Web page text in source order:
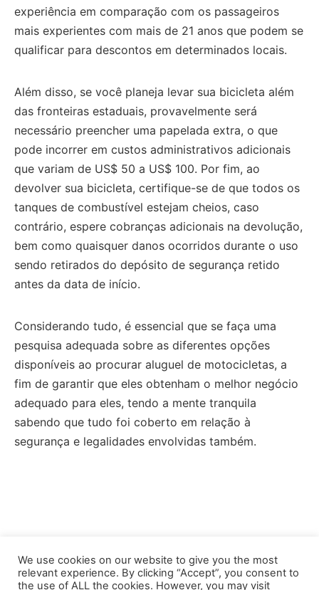
experiência em comparação com os passageiros
mais experientes com mais de 21 anos que podem se
qualificar para descontos em determinados locais.
Além disso, se você planeja levar sua bicicleta além
das fronteiras estaduais, provavelmente será
necessário preencher uma papelada extra, o que
pode incorrer em custos administrativos adicionais
que variam de US$ 50 a US$ 100. Por fim, ao
devolver sua bicicleta, certifique-se de que todos os
tanques de combustível estejam cheios, caso
contrário, espere cobranças adicionais na devolução,
bem como quaisquer danos ocorridos durante o uso
sendo retirados do depósito de segurança retido
antes da data de início.
Considerando tudo, é essencial que se faça uma
pesquisa adequada sobre as diferentes opções
disponíveis ao procurar aluguel de motocicletas, a
fim de garantir que eles obtenham o melhor negócio
adequado para eles, tendo a mente tranquila
sabendo que tudo foi coberto em relação à
segurança e legalidades envolvidas também.